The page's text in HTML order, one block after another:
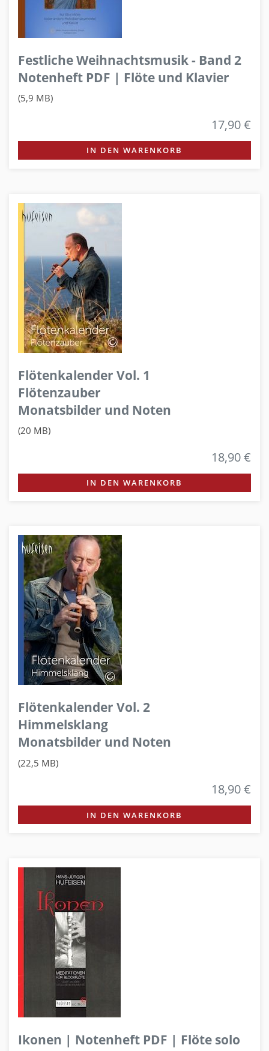
Festliche Weihnachtsmusik - Band 2
Notenheft PDF | Flöte und Klavier
(5,9 MB)
17,90 €
IN DEN WARENKORB
Flötenkalender Vol. 1
Flötenzauber
Monatsbilder und Noten
(20 MB)
18,90 €
IN DEN WARENKORB
Flötenkalender Vol. 2
Himmelsklang
Monatsbilder und Noten
(22,5 MB)
18,90 €
IN DEN WARENKORB
Ikonen | Notenheft PDF | Flöte solo